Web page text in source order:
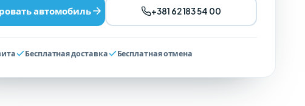
автомобиль +381 62 183 54 00
Бесплатная доставка Бесплатная отмена